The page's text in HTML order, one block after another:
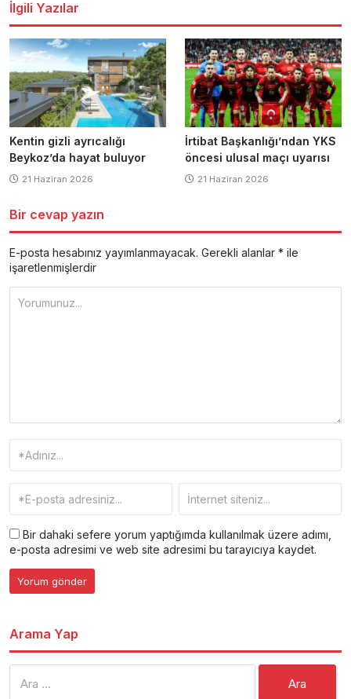
İlgili Yazılar
Kentin gizli ayrıcalığı
Beykoz’da hayat buluyor
21 Haziran 2026
İrtibat Başkanlığı’ndan YKS
öncesi ulusal maçı uyarısı
21 Haziran 2026
Bir cevap yazın
E-posta hesabınız yayımlanmayacak. Gerekli alanlar * ile
işaretlenmişlerdir
Bir dahaki sefere yorum yaptığımda kullanılmak üzere adımı,
e-posta adresimi ve web site adresimi bu tarayıcıya kaydet.
Arama Yap